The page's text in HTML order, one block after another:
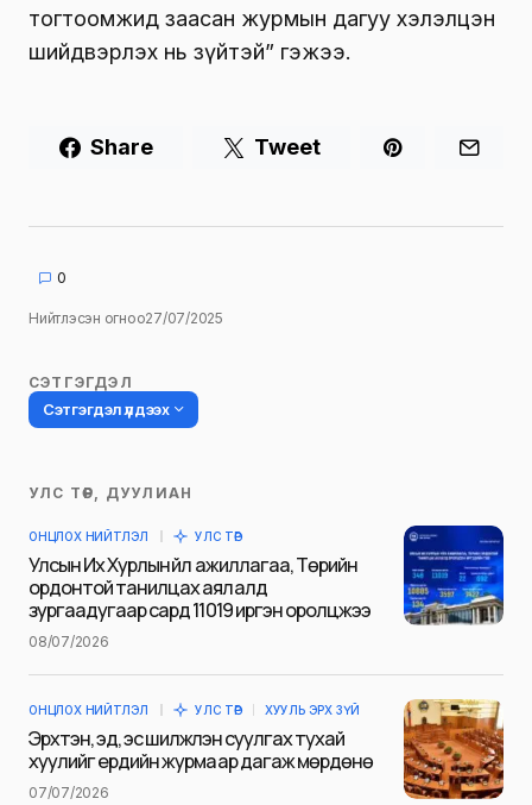
тогтоомжид заасан журмын дагуу хэлэлцэн
шийдвэрлэх нь зүйтэй” гэжээ.
Share Tweet
0
Нийтлэсэн огноо27/07/2025
СЭТГЭГДЭЛ
Сэтгэгдэл үлдээх
Таны имэйл хаягийг нийтлэхгүй.
тэмдэглэсэн
Name
УЛС ТӨР, ДУУЛИАН
ОНЦЛОХ НИЙТЛЭЛ УЛС ТӨР
Улсын Их Хурлын үйл ажиллагаа, Төрийн
ордонтой танилцах аялалд
зургаадугаар сард 11019 иргэн оролцжээ
08/07/2026
ОНЦЛОХ НИЙТЛЭЛ УЛС ТӨР ХУУЛЬ ЭРХ ЗҮЙ
Эрхтэн, эд, эс шилжүүлэн суулгах тухай
хуулийг ердийн журмаар дагаж мөрдөнө
07/07/2026